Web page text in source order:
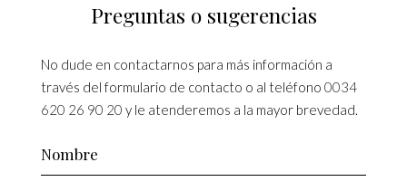
Preguntas o sugerencias
No dude en contactarnos para más información a
través del formulario de contacto o al teléfono 0034
620 26 90 20 y le atenderemos a la mayor brevedad.